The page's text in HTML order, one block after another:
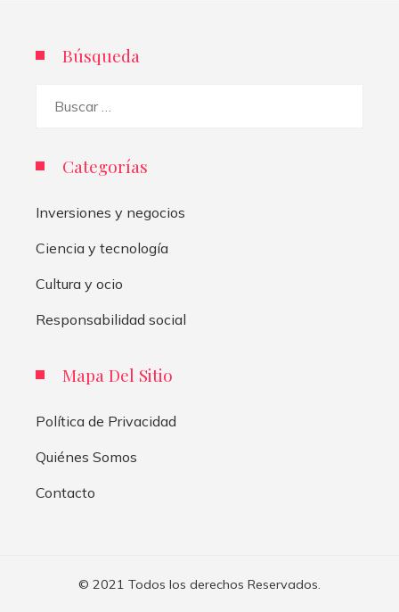
Búsqueda
Categorías
Inversiones y negocios
Ciencia y tecnología
Cultura y ocio
Responsabilidad social
Mapa Del Sitio
Política de Privacidad
Quiénes Somos
Contacto
© 2021 Todos los derechos Reservados.